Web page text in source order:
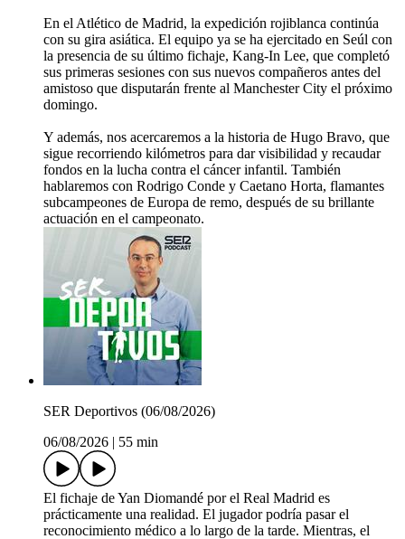
En el Atlético de Madrid, la expedición rojiblanca continúa
con su gira asiática. El equipo ya se ha ejercitado en Seúl con
la presencia de su último fichaje, Kang-In Lee, que completó
sus primeras sesiones con sus nuevos compañeros antes del
amistoso que disputarán frente al Manchester City el próximo
domingo.
Y además, nos acercaremos a la historia de Hugo Bravo, que
sigue recorriendo kilómetros para dar visibilidad y recaudar
fondos en la lucha contra el cáncer infantil. También
hablaremos con Rodrigo Conde y Caetano Horta, flamantes
subcampeones de Europa de remo, después de su brillante
actuación en el campeonato.
SER Deportivos (06/08/2026)
06/08/2026
55 min
El fichaje de Yan Diomandé por el Real Madrid es
prácticamente una realidad. El jugador podría pasar el
reconocimiento médico a lo largo de la tarde. Mientras, el